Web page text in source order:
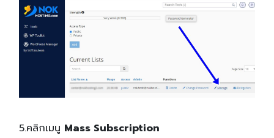
5.คลิกเมนู Mass Subscription